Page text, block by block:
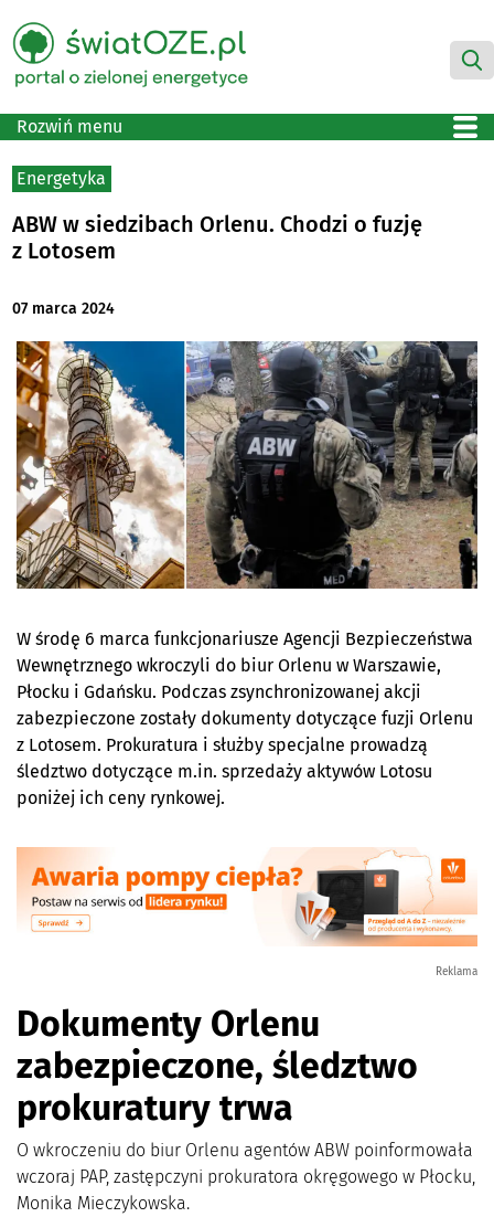
Rozwiń menu
Energetyka
ABW w siedzibach Orlenu. Chodzi o fuzję
z Lotosem
07 marca 2024
W środę 6 marca funkcjonariusze Agencji Bezpieczeństwa
Wewnętrznego wkroczyli do biur Orlenu w Warszawie,
Płocku i Gdańsku. Podczas zsynchronizowanej akcji
zabezpieczone zostały dokumenty dotyczące fuzji Orlenu
z Lotosem. Prokuratura i służby specjalne prowadzą
śledztwo dotyczące m.in. sprzedaży aktywów Lotosu
poniżej ich ceny rynkowej.
Reklama
Dokumenty Orlenu
zabezpieczone, śledztwo
prokuratury trwa
O wkroczeniu do biur Orlenu agentów ABW poinformowała
wczoraj PAP, zastępczyni prokuratora okręgowego w Płocku,
Monika Mieczykowska.